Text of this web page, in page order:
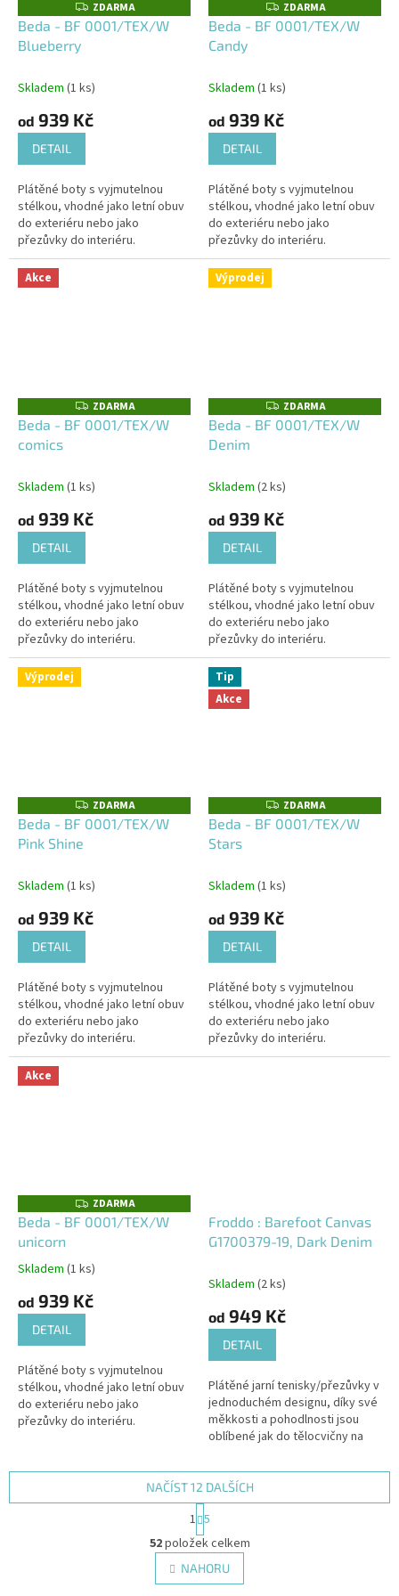
Z
D
A
ZDARMA
Beda - BF 0001/TEX/W
Blueberry
Skladem (1 ks)
od 939 Kč
DETAIL
Plátěné boty s vyjmutelnou
stélkou, vhodné jako letní obuv
do exteriéru nebo jako
přezůvky do interiéru.
Z
D
A
ZDARMA
Beda - BF 0001/TEX/W
Candy
Skladem (1 ks)
od 939 Kč
DETAIL
Plátěné boty s vyjmutelnou
stélkou, vhodné jako letní obuv
do exteriéru nebo jako
přezůvky do interiéru.
Akce
Z
D
A
ZDARMA
Beda - BF 0001/TEX/W
comics
Skladem (1 ks)
od 939 Kč
DETAIL
Plátěné boty s vyjmutelnou
stélkou, vhodné jako letní obuv
do exteriéru nebo jako
přezůvky do interiéru.
Výprodej
Z
D
A
ZDARMA
Beda - BF 0001/TEX/W
Denim
Skladem (2 ks)
od 939 Kč
DETAIL
Plátěné boty s vyjmutelnou
stélkou, vhodné jako letní obuv
do exteriéru nebo jako
přezůvky do interiéru.
Výprodej
Z
D
A
ZDARMA
Beda - BF 0001/TEX/W
Pink Shine
Skladem (1 ks)
od 939 Kč
DETAIL
Plátěné boty s vyjmutelnou
stélkou, vhodné jako letní obuv
do exteriéru nebo jako
přezůvky do interiéru.
Tip
Akce
Z
D
A
ZDARMA
Beda - BF 0001/TEX/W
Stars
Skladem (1 ks)
od 939 Kč
DETAIL
Plátěné boty s vyjmutelnou
stélkou, vhodné jako letní obuv
do exteriéru nebo jako
přezůvky do interiéru.
Akce
Z
D
A
A
ZDARMA
Beda - BF 0001/TEX/W
unicorn
Průměrné
produktu
5
hvězdiček.
Skladem (1 ks)
od 939 Kč
DETAIL
Plátěné boty s vyjmutelnou
stélkou, vhodné jako letní obuv
do exteriéru nebo jako
přezůvky do interiéru.
Froddo : Barefoot Canvas
G1700379-19, Dark Denim
Skladem (2 ks)
od 949 Kč
DETAIL
Plátěné jarní tenisky/přezůvky v
jednoduchém designu, díky své
měkkosti a pohodlnosti jsou
oblíbené jak do tělocvičny na
jako přezůvky do interiéru.
O
v
l
á
NAČÍST 12 DALŠÍCH
t
r
á
n
k
1 5
52položek celkem
NAHORU